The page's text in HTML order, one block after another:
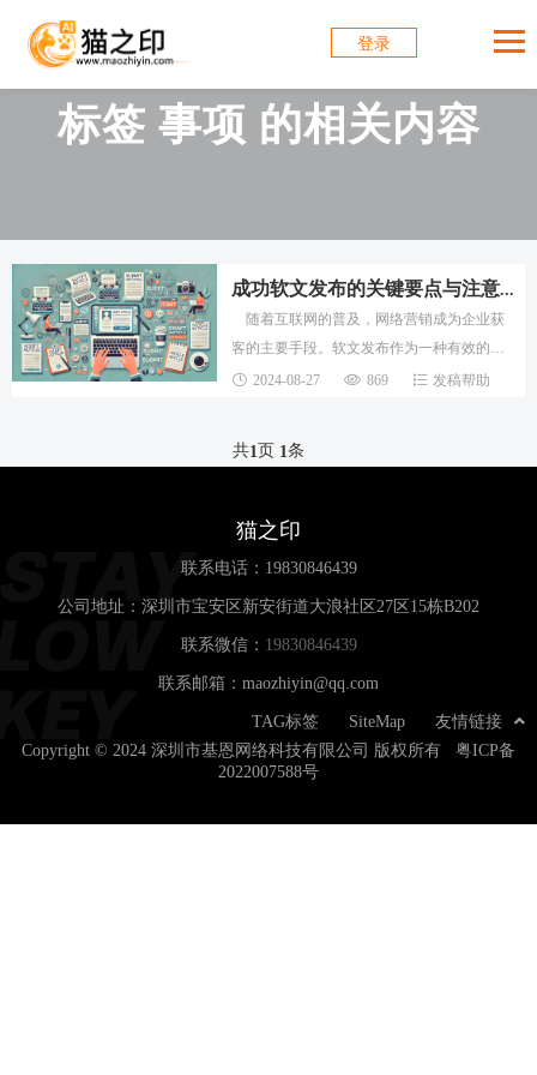
登录
标签 事项 的相关内容
成功软文发布的关键要点与注意事项
随着互联网的普及，网络营销成为企业获
客的主要手段。软文发布作为一种有效的网
络营销方式，以其低成本和高转化率的特
2024-08-27 869 发稿帮助
共1 页 1 条
猫之印
联系电话： 19830846439
公司地址：深圳市宝安区新安街道大浪社区27区15栋B202
联系微信： 19830846439
联系邮箱：maozhiyin@qq.com
友情链接
SiteMap
TAG标签
Copyright © 2024 深圳市基恩网络科技有限公司 版权所有 粤ICP备
2022007588号